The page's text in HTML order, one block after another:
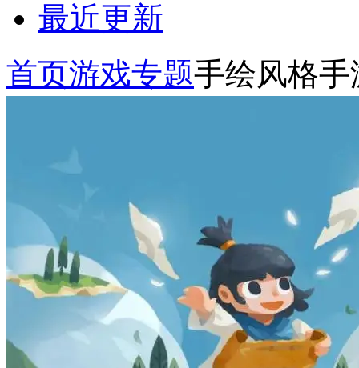
最近更新
首页游戏专题手绘风格手